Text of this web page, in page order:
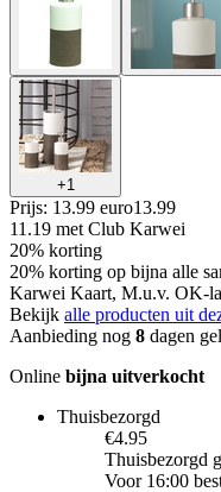
+1
Prijs: 13.99 euro13.99
11.19 met Club Karwei
20% korting
20% korting op bijna alle
Karwei Kaart, M.u.v. OK-
Bekijk alle producten uit
Aanbieding nog 8 dagen
Online bijna uitverkocht
Thuisbezorgd
€4.95
Thuisbezorgd
Voor 16:00